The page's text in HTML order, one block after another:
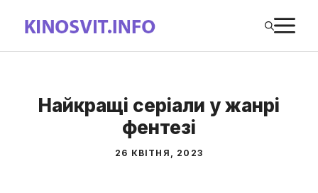
вмісту
Найкращі серіали у жанрі
фентезі
26 КВІТНЯ, 2023